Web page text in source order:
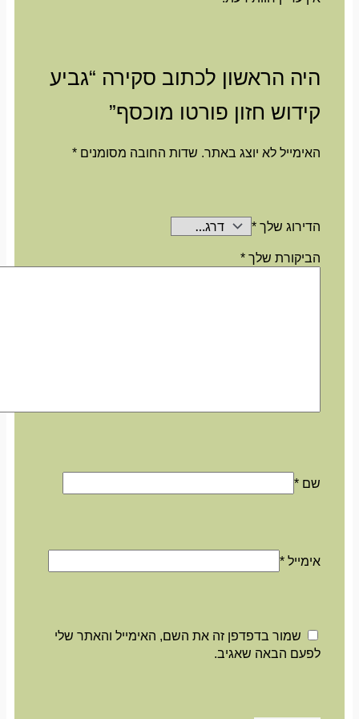
היה הראשון לכתוב סקירה “גביע
קידוש חזון פורטו מוכסף”
האימייל לא יוצג באתר. שדות החובה מסומנים*
הדירוג שלך*
הביקורת שלך*
שם*
אימייל*
שמור בדפדפן זה את השם, האימייל והאתר שלי
לפעם הבאה שאגיב.